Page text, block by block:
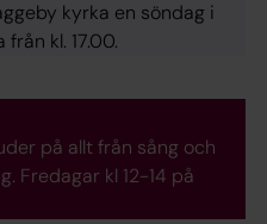
kyrka en söndag i
kl. 17.00.
på allt från sång och
Fredagar kl 12-14 på